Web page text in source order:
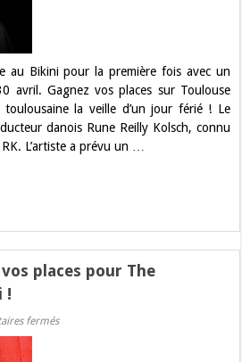
!
au Bikini pour la première fois avec un
avril. Gagnez vos places sur Toulouse
toulousaine la veille d’un jour férié ! Le
danois Rune Reilly Kolsch, connu
L’artiste a prévu un …
places pour The
!
ferméssur